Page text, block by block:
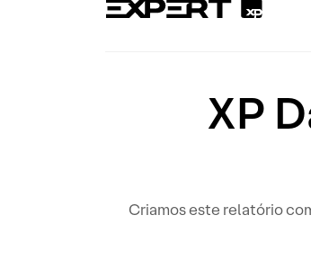
XP
Criamos este relatório